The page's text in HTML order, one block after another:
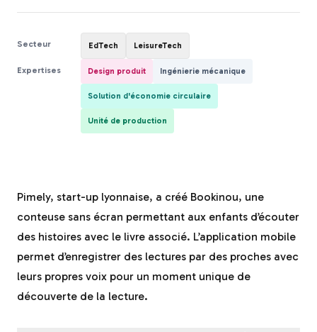
Secteur EdTech LeisureTech
Expertises Design produit Ingénierie mécanique
Solution d'économie circulaire
Unité de production
Pimely, start-up lyonnaise, a créé Bookinou, une
conteuse sans écran permettant aux enfants d’écouter
des histoires avec le livre associé. L’application mobile
permet d’enregistrer des lectures par des proches avec
leurs propres voix pour un moment unique de
découverte de la lecture.